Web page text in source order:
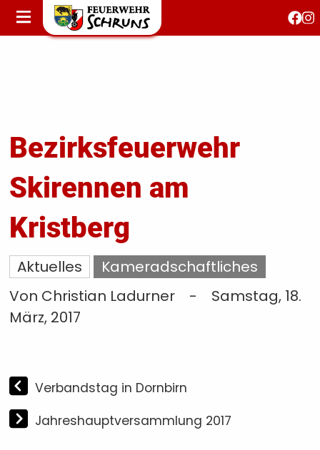
STARTSEITE
AKTUELLES
Bezirksfeuerwehr
Skirennen am
Kristberg
Aktuelles
Kameradschaftliches
Von Christian Ladurner
-
Samstag, 18.
März, 2017
Verbandstag in Dornbirn
Jahreshauptversammlung 2017